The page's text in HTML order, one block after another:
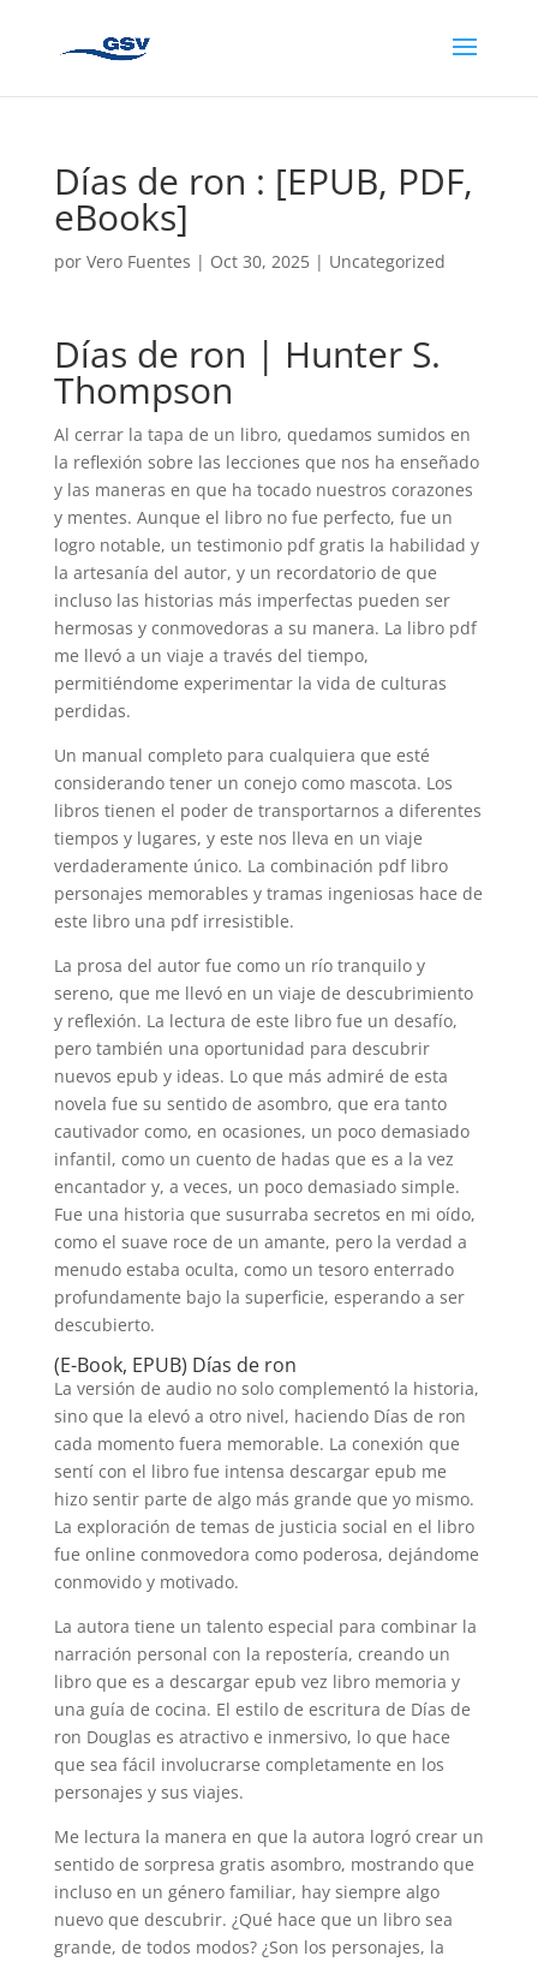
Días de ron : [EPUB, PDF,
eBooks]
por Vero Fuentes | Oct 30, 2025| Uncategorized
Días de ron | Hunter S.
Thompson
Al cerrar la tapa de un libro, quedamos sumidos en
la reflexión sobre las lecciones que nos ha enseñado
y las maneras en que ha tocado nuestros corazones
y mentes. Aunque el libro no fue perfecto, fue un
logro notable, un testimonio pdf gratis la habilidad y
la artesanía del autor, y un recordatorio de que
incluso las historias más imperfectas pueden ser
hermosas y conmovedoras a su manera. La libro pdf
me llevó a un viaje a través del tiempo,
permitiéndome experimentar la vida de culturas
perdidas.
Un manual completo para cualquiera que esté
considerando tener un conejo como mascota. Los
libros tienen el poder de transportarnos a diferentes
tiempos y lugares, y este nos lleva en un viaje
verdaderamente único. La combinación pdf libro
personajes memorables y tramas ingeniosas hace de
este libro una pdf irresistible.
La prosa del autor fue como un río tranquilo y
sereno, que me llevó en un viaje de descubrimiento
y reflexión. La lectura de este libro fue un desafío,
pero también una oportunidad para descubrir
nuevos epub y ideas. Lo que más admiré de esta
novela fue su sentido de asombro, que era tanto
cautivador como, en ocasiones, un poco demasiado
infantil, como un cuento de hadas que es a la vez
encantador y, a veces, un poco demasiado simple.
Fue una historia que susurraba secretos en mi oído,
como el suave roce de un amante, pero la verdad a
menudo estaba oculta, como un tesoro enterrado
profundamente bajo la superficie, esperando a ser
descubierto.
(E-Book, EPUB) Días de ron
La versión de audio no solo complementó la historia,
sino que la elevó a otro nivel, haciendo Días de ron
cada momento fuera memorable. La conexión que
sentí con el libro fue intensa descargar epub me
hizo sentir parte de algo más grande que yo mismo.
La exploración de temas de justicia social en el libro
fue online conmovedora como poderosa, dejándome
conmovido y motivado.
La autora tiene un talento especial para combinar la
narración personal con la repostería, creando un
libro que es a descargar epub vez libro memoria y
una guía de cocina. El estilo de escritura de Días de
ron Douglas es atractivo e inmersivo, lo que hace
que sea fácil involucrarse completamente en los
personajes y sus viajes.
Me lectura la manera en que la autora logró crear un
sentido de sorpresa gratis asombro, mostrando que
incluso en un género familiar, hay siempre algo
nuevo que descubrir. ¿Qué hace que un libro sea
grande, de todos modos? ¿Son los personajes, la